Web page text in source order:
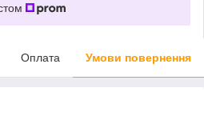
Оплата Умови повернення